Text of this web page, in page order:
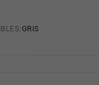
GRIS